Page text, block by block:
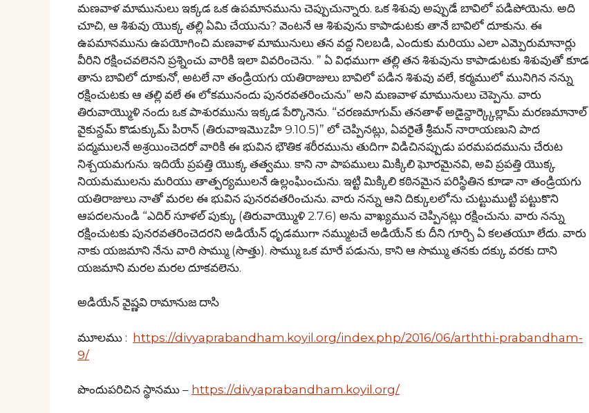
మణవాళ మామునులు ఇక్కడ ఒక ఉపమానమును చెప్పుచున్నారు. ఒక శిశువు అప్పుడే బావిలో పడిపోయెను. అది
చూచి, ఆ శిశువు యొక్క తల్లి ఏమి చేయును? వెంటనే ఆ శిశువును కాపాడుటకు తానే బావిలో దూకును. ఈ
ఉపమానమును ఉపయోగించి మణవాళ మామునులు తన వద్ద నిలబడి, ఎందుకు మరియు ఎలా ఎమ్పెరుమానార్లు
వీరిని రక్షించవలెనని ప్రశ్నించు వారికి ఇలా వివరించెను. ” ఏ విధముగా తల్లి తన శిశువును కాపాడుటకు శిశువుతో కూడ
తాను బావిలో దూకునో, అటలే నా తండ్రియగు యతిరాజులు బావిలో పడిన శిశువు వలే, కర్మములో మునిగిన నన్ను
రక్షించుటకు ఆ తల్లి వలే ఈ లోకమునందు పునరవతరించును” అని మణవాళ మామునులు చెప్పెను. వారు
తిరువాయ్మొళి నందు ఒక పాశురమును ఇక్కడ పేర్కొనెను. “చరణమాగుమ్ తనతాళ్ అడైన్దార్క్కెల్లామ్ మరణమానాల్
వైకున్దమ్ కొడుక్కుమ్ పిరాన్ (తిరువాఇమొzహి 9.10.5)” లో చెప్పినట్లు, ఏవరైతే శ్రీమన్ నారాయణుని పాద
పద్మములనే అశ్రయించెదరో వారికి ఈ భువిన భౌతిక శరీరమును తుదిగా విడిచినప్పుడు పరమపదమును చేరుట
నిశ్చయమగును. ఇదియే ప్రపత్తి యొక్క తత్వము. కాని నా పాపములు మిక్కిలి ఘోరమైనవి, అవి ప్రపత్తి యొక్క
నియమములను మరియు తాత్పర్యములనే ఉల్లంఘించును. ఇట్టి మిక్కిలి కఠినమైన పరిస్థితిన కూడా నా తండ్రియగు
యతిరాజులు నాతో మరల ఈ భువిన పునరవతరించును. వారు నన్ను ఆని దిక్కులలోను చుట్టుముట్టి పట్టుకొని
ఆపదలనుండి “ఎదిర్ సూళల్ పుక్కు (తిరువాయ్మొళి 2.7.6) అను వాఖ్యమున చెప్పినట్లు రక్షించును. వారు నన్ను
రక్షించుటకు పునరవతరించెదరని అడియేన్ ధృడముగా నమ్ముటచే అడియేన్ కు దీని గూర్చి ఏ కలతయూ లేదు. వారు
నాకు యజమాని నేను వారి సొమ్ము (సొత్తు). సొమ్ము ఒక మారే పడును, కాని ఆ సొమ్ము తనకు దక్కు వరకు దాని
యజమాని మరల మరల దూకవలెను.
అడియేన్ వైష్ణవి రామానుజ దాసి
మూలము : https://divyaprabandham.koyil.org/index.php/2016/06/arththi-prabandham-
9/
పొందుపరిచిన స్థానము – https://divyaprabandham.koyil.org/